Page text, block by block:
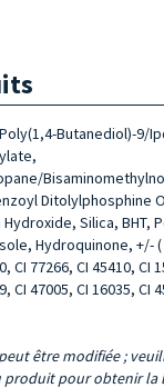
Butanediol)-9/
Ditolylphosphine
Silica, BHT,
Hydroquinone, +/- (
CI 77266, CI 45410, CI
CI 47005, CI 16035, CI
être modifiée ;
produit pour obtenir la